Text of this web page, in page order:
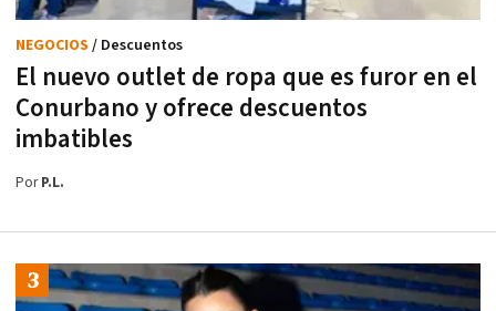
El nuevo outlet de ropa que es furor en el
Conurbano y ofrece descuentos
imbatibles
NEGOCIOS / Descuentos
PorP.L.